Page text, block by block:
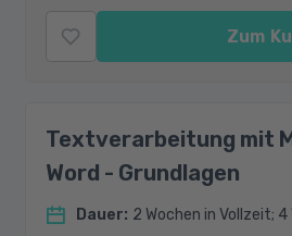
Zum
Textverarbeitung mit
Word - Grundlagen
Dauer: 2 Wochen in Vollzeit;